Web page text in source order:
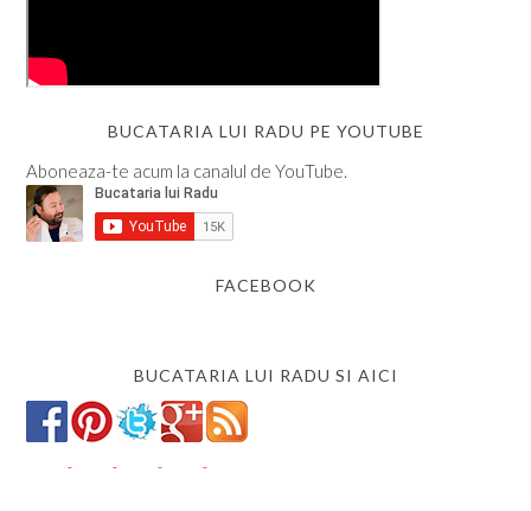
BUCATARIA LUI RADU PE YOUTUBE
Aboneaza-te acum la canalul de YouTube.
FACEBOOK
BUCATARIA LUI RADU SI AICI